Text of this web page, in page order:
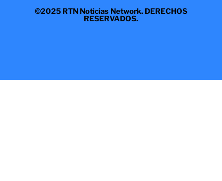
©2025 RTN Noticias Network. DERECHOS
RESERVADOS.